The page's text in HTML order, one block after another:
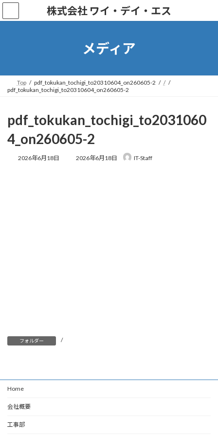
株式会社 ワイ・デイ・エス
メディア
Top pdf_tokukan_tochigi_to20310604_on260605-2
/
pdf_tokukan_tochigi_to20310604_on260605-2
pdf_tokukan_tochigi_to2031060
4_on260605-2
2026年6月18日 2026年6月18日 IT-Staff
フォルダー /
Home
会社概要
工事部